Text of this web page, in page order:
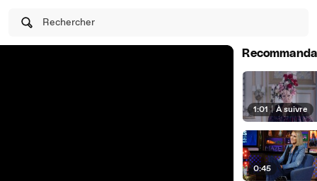
Rechercher
1:01 | À suivre
0:45